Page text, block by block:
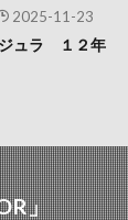
2025-11-23
ュラ １２年
」